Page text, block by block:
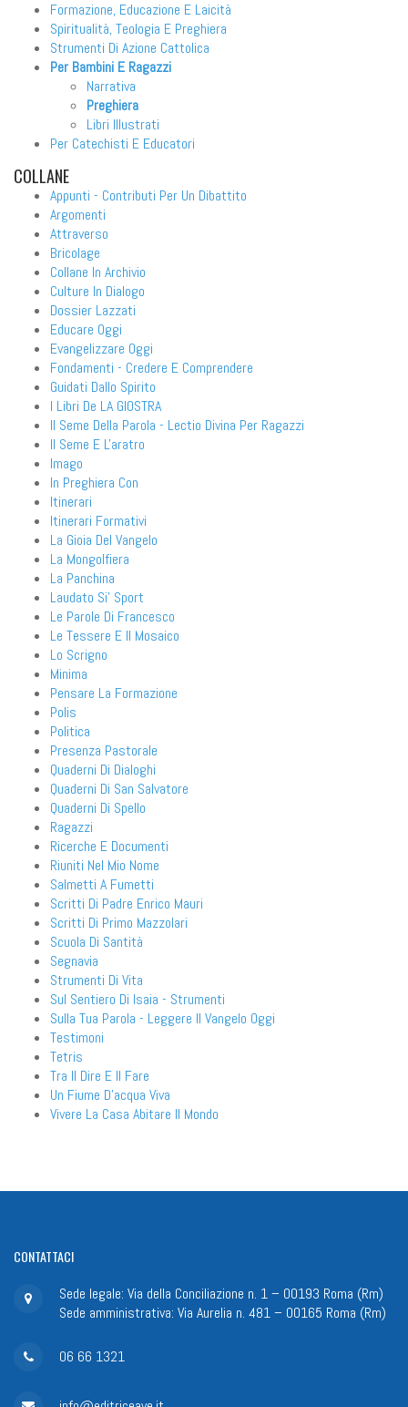
Formazione, Educazione E Laicità
Spiritualità, Teologia E Preghiera
Strumenti Di Azione Cattolica
Per Bambini E Ragazzi
Narrativa
Preghiera
Libri Illustrati
Per Catechisti E Educatori
COLLANE
Appunti - Contributi Per Un Dibattito
Argomenti
Attraverso
Bricolage
Collane In Archivio
Culture In Dialogo
Dossier Lazzati
Educare Oggi
Evangelizzare Oggi
Fondamenti - Credere E Comprendere
Guidati Dallo Spirito
I Libri De LA GIOSTRA
Il Seme Della Parola - Lectio Divina Per Ragazzi
Il Seme E L'aratro
Imago
In Preghiera Con
Itinerari
Itinerari Formativi
La Gioia Del Vangelo
La Mongolfiera
La Panchina
Laudato Si' Sport
Le Parole Di Francesco
Le Tessere E Il Mosaico
Lo Scrigno
Minima
Pensare La Formazione
Polis
Politica
Presenza Pastorale
Quaderni Di Dialoghi
Quaderni Di San Salvatore
Quaderni Di Spello
Ragazzi
Ricerche E Documenti
Riuniti Nel Mio Nome
Salmetti A Fumetti
Scritti Di Padre Enrico Mauri
Scritti Di Primo Mazzolari
Scuola Di Santità
Segnavia
Strumenti Di Vita
Sul Sentiero Di Isaia - Strumenti
Sulla Tua Parola - Leggere Il Vangelo Oggi
Testimoni
Tetris
Tra Il Dire E Il Fare
Un Fiume D'acqua Viva
Vivere La Casa Abitare Il Mondo
CONTATTACI
Sede legale: Via della Conciliazione n. 1 – 00193 Roma (Rm)
Sede amministrativa: Via Aurelia n. 481 – 00165 Roma (Rm)
06 66 1321